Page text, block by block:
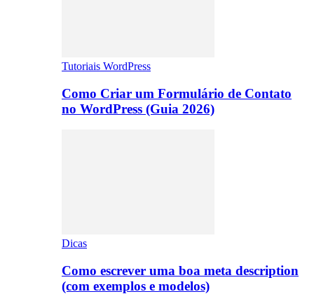
Tutoriais WordPress
Como Criar um Formulário de Contato
no WordPress (Guia 2026)
Dicas
Como escrever uma boa meta description
(com exemplos e modelos)